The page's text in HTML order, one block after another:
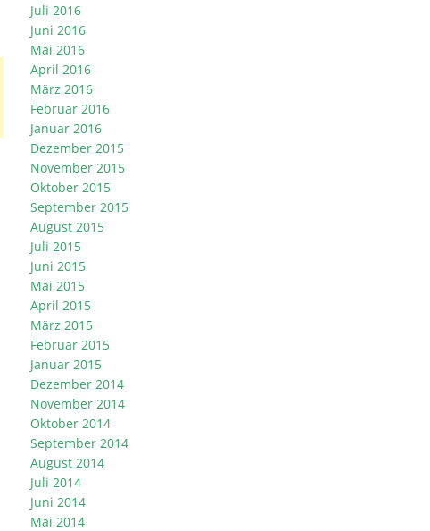
Juli 2016
Juni 2016
Mai 2016
April 2016
März 2016
Februar 2016
Januar 2016
Dezember 2015
November 2015
Oktober 2015
September 2015
August 2015
Juli 2015
Juni 2015
Mai 2015
April 2015
März 2015
Februar 2015
Januar 2015
Dezember 2014
November 2014
Oktober 2014
September 2014
August 2014
Juli 2014
Juni 2014
Mai 2014